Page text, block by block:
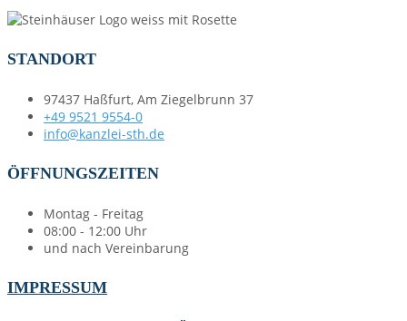
STANDORT
97437 Haßfurt, Am Ziegelbrunn 37
+49 9521 9554-0
info@kanzlei-sth.de
ÖFFNUNGSZEITEN
Montag - Freitag
08:00 - 12:00 Uhr
und nach Vereinbarung
IMPRESSUM